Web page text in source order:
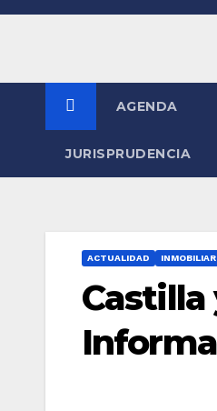
Saltar
AGENDA
JURISPRUDENCIA
ACTUALIDAD
Castilla